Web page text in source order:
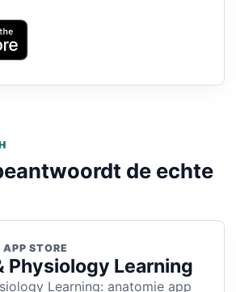
de echte
STORE
Physiology Learning
Learning: anatomie app